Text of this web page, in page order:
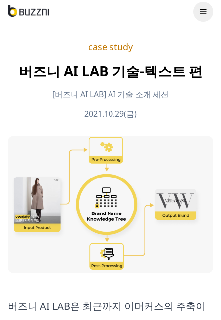
case study
버즈니 AI LAB 기술-텍스트 편
[버즈니 AI LAB] AI 기술 소개 세션
2021.10.29(금)
​버즈니 AI LAB은 최근까지 이머커스의 주축이